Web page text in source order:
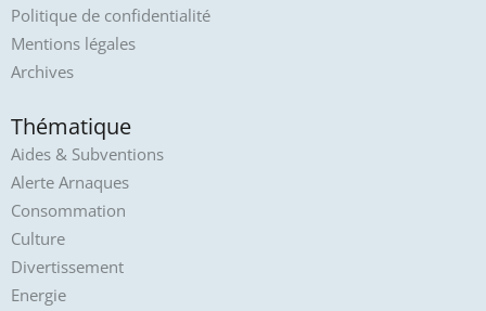
Politique de confidentialité
Mentions légales
Archives
Thématique
Aides & Subventions
Alerte Arnaques
Consommation
Culture
Divertissement
Energie